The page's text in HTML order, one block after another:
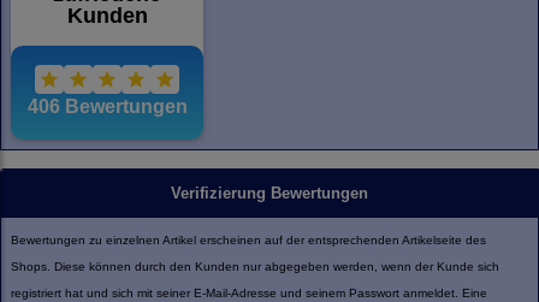
Verifizierung Bewertungen
Bewertungen zu einzelnen Artikel erscheinen auf der entsprechenden Artikelseite des
Shops. Diese können durch den Kunden nur abgegeben werden, wenn der Kunde sich
registriert hat und sich mit seiner E-Mail-Adresse und seinem Passwort anmeldet. Eine